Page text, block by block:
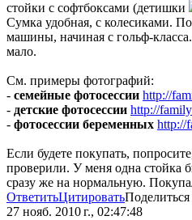
стойки с софтбоксами (детишки
Сумка удобная, с колесиками.
машины, начиная с гольф-
мало.
См. примеры фотографий:
- семейные фотосессии http://
- детские фотосессии http://
- фотосессии беременных http://
Если будете покупать,
проверили. У меня одна стойка
сразу же на нормальную.
ОтветитьЦитироватьПоделиться
27 нояб. 2010 г., 02:47:48